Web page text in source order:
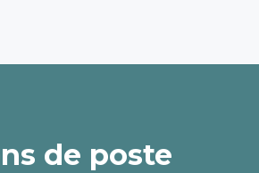
de poste